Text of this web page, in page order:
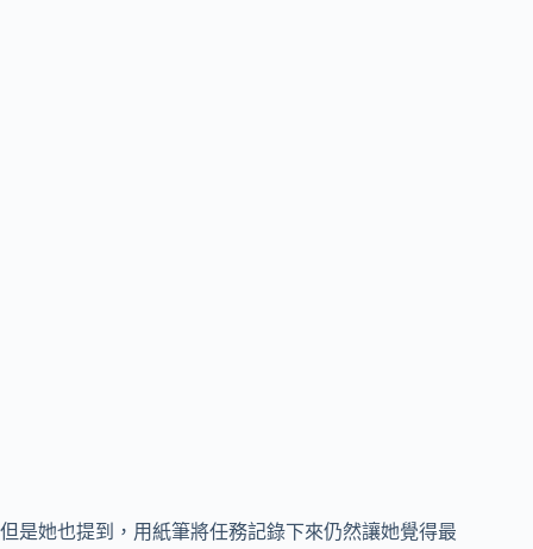
但是她也提到，用紙筆將任務記錄下來仍然讓她覺得最